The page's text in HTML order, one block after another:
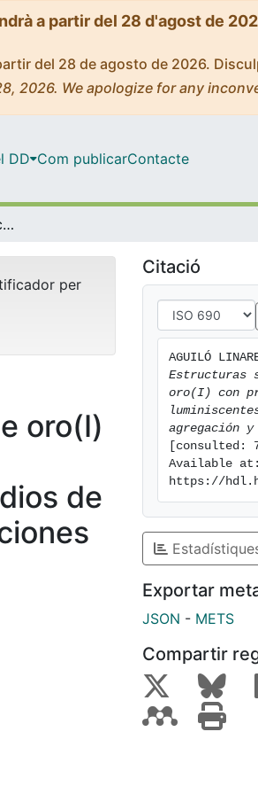
a partir del 28 d'agost de
del 28 de agosto de 2026.
2026. We apologize for any
DD Com publicarContacte
Estructuras supramoleculares de oro(I) con propiedades luminiscentes. Estudios de agregación y aplicaciones
per
oro(I)
de
Citació
Estructuras
oro(I) con
agregación
[consulted:
Available at:
https://
Exportar
JSON - METS
Compartir